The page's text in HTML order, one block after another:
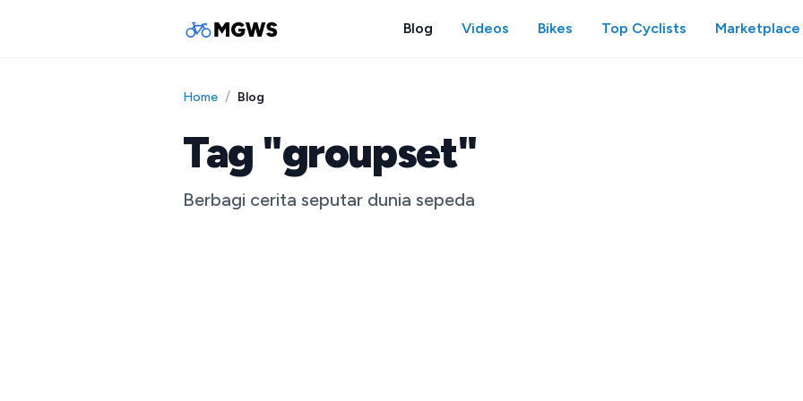
Blog Videos Bikes Top Cyclists Marketplace
Home / Blog
Tag "groupset"
Berbagi cerita seputar dunia sepeda